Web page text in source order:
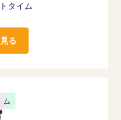
タイム
る
ム